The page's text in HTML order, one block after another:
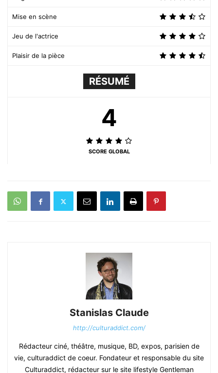
Mise en scène
Jeu de l'actrice
Plaisir de la pièce
RÉSUMÉ
4
SCORE GLOBAL
Stanislas Claude
http://culturaddict.com/
Rédacteur ciné, théâtre, musique, BD, expos, parisien de
vie, culturaddict de coeur. Fondateur et responsable du site
Culturaddict, rédacteur sur le site lifestyle Gentleman